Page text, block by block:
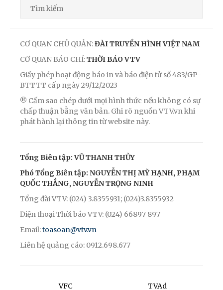
CƠ QUAN CHỦ QUẢN:ĐÀI TRUYỀN HÌNH VIỆT NAM
CƠ QUAN BÁO CHÍ:THỜI BÁO VTV
Giấy phép hoạt động báo in và báo điện tử số 483/GP-
BTTTT cấp ngày 29/12/2023
® Cấm sao chép dưới mọi hình thức nếu không có sự
chấp thuận bằng văn bản. Ghi rõ nguồn VTV.vn khi
phát hành lại thông tin từ website này.
Tổng Biên tập: VŨ THANH THỦY
Phó Tổng Biên tập: NGUYỄN THỊ MỸ HẠNH, PHẠM
QUỐC THẮNG, NGUYỄN TRỌNG NINH
Tổng đài VTV: (024) 3.8355931; (024)3.8355932
Điện thoại Thời báo VTV: (024) 66897 897
Email:toasoan@vtv.vn
Liên hệ quảng cáo: 0912.698.677
VFC TVAd